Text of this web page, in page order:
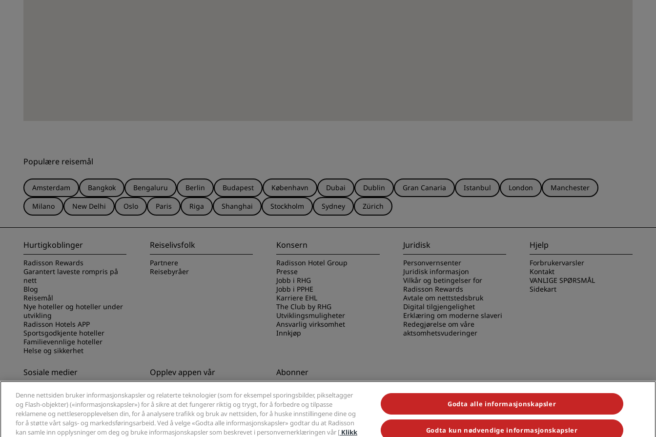
Populære reisemål
Amsterdam Bangkok Bengaluru Berlin Budapest København Dubai Dublin Gran Canaria Istanbul London
Manchester
Milano
New Delhi Oslo Paris Riga Shanghai Stockholm Sydney Zürich
Hurtigkoblinger
Radisson Rewards
Garantert laveste rompris på
nett
Blog
Reisemål
Nye hoteller og hoteller under
utvikling
Radisson Hotels APP
Sportsgodkjente hoteller
Familievennlige hoteller
Helse og sikkerhet
Reiselivsfolk
Partnere
Reisebyråer
Konsern
Radisson Hotel Group
Presse
Jobb i RHG
Jobb i PPHE
Karriere EHL
The Club by RHG
Utviklingsmuligheter
Ansvarlig virksomhet
Innkjøp
Juridisk
Personvernsenter
Juridisk informasjon
Vilkår og betingelser for
Radisson Rewards
Avtale om nettstedsbruk
Digital tilgjengelighet
Erklæring om moderne slaveri
Redegjørelse om våre
aktsomhetsvuderinger
Hjelp
Forbrukervarsler
Kontakt
VANLIGE SPØRSMÅL
Sidekart
Sosiale medier Opplev appen vår Abonner
populære tilbudene våre
Denne nettsiden bruker informasjonskapsler og relaterte teknologier (som for eksempel sporingsbilder, pikseltagger
og Flash-objekter) («informasjonskapsler») for å sikre at det fungerer riktig og trygt, for å forbedre og tilpasse
reklamene og nettleseropplevelsen din, for å analysere trafikk og bruk av nettsiden, for å huske innstillingene dine og
for å støtte vårt salgs- og markedsføringsarbeid. Ved å velge «Godta alle informasjonskapsler» godtar du at Radisson
kan samle inn opplysninger om deg og bruke informasjonskapsler som beskrevet i personvernerklæringen vår [ Klikk
Godta alle informasjonskapsler
Godta kun nødvendige informasjonskapsler